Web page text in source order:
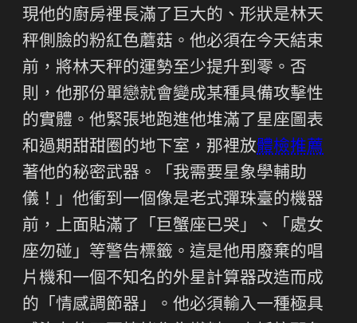
現他的廚房裡長滿了巨大的、形狀是林天
秤側臉的粉紅色蘑菇。他必須在今天結束
前，將林天秤的運勢至少提升到零。否
則，他那份單戀就會變成某種具備攻擊性
的實體。他緊張地跑進他堆滿了星座圖表
和過期甜甜圈的地下室，那裡放體檢推薦
著他的秘密武器。「我需要星象學輔助
儀！」他衝到一個像是老式彈珠臺的機器
前，上面貼滿了「巨蟹座已哭」、「處女
座勿碰」等警告標籤。這是他用廢棄的唱
片機和一個不知名的外星計算器改造而成
的「情感調節器」。他必須輸入一種極具